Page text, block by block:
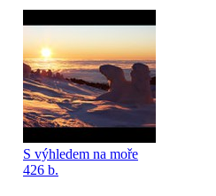
S výhledem na moře
426 b.